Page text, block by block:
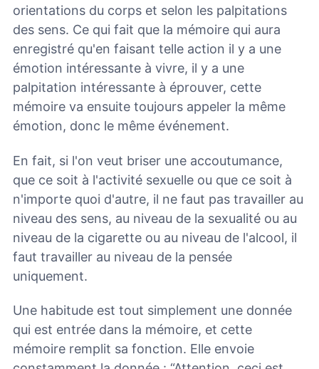
orientations du corps et selon les palpitations
des sens. Ce qui fait que la mémoire qui aura
enregistré qu'en faisant telle action il y a une
émotion intéressante à vivre, il y a une
palpitation intéressante à éprouver, cette
mémoire va ensuite toujours appeler la même
émotion, donc le même événement.
En fait, si l'on veut briser une accoutumance,
que ce soit à l'activité sexuelle ou que ce soit à
n'importe quoi d'autre, il ne faut pas travailler au
niveau des sens, au niveau de la sexualité ou au
niveau de la cigarette ou au niveau de l'alcool, il
faut travailler au niveau de la pensée
uniquement.
Une habitude est tout simplement une donnée
qui est entrée dans la mémoire, et cette
mémoire remplit sa fonction. Elle envoie